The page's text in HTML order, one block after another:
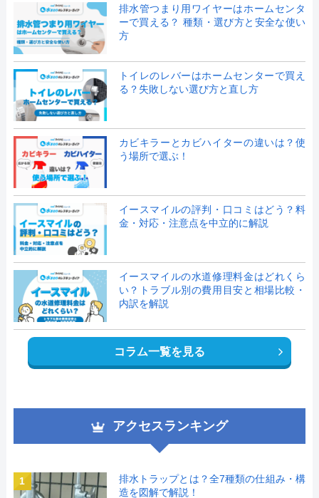
排水管つまり用ワイヤーはホームセンタ
ーで買える？ 種類・選び方と安全な使い
方
トイレのレバーはホームセンターで買え
る？失敗しない選び方と直し方
カビキラーとカビハイターの違いは？使
う場所で選ぶ！
イースマイルの評判・口コミはどう？料
金・対応・注意点を中立的に解説
イースマイルの水道修理料金はどれくら
い？トラブル別の費用目安と相場比較・
内訳を解説
コラム一覧を見る
アクセスランキング
1
排水トラップとは？全7種類の仕組み・構
造を図解で解説！